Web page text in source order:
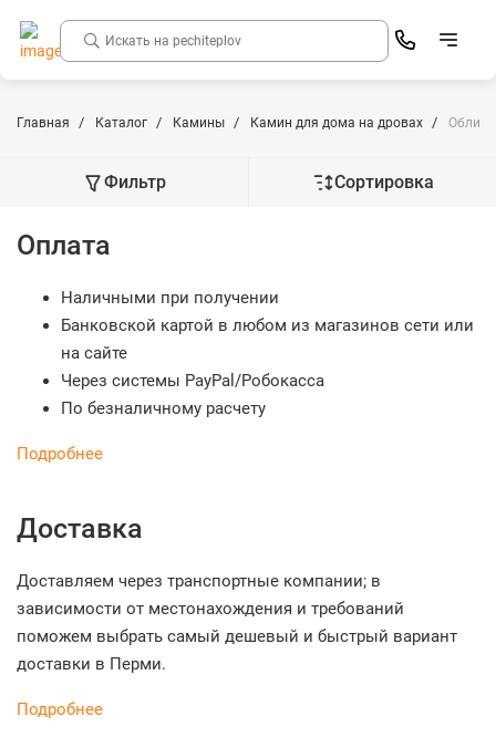
Главная Каталог Камины Камин для дома на дровах
Фильтр Сортировка
Оплата
Наличными при получении
Банковской картой в любом из магазинов сети или
на сайте
Через системы PayPal/Робокасса
По безналичному расчету
Подробнее
Доставка
Доставляем через транспортные компании; в
зависимости от местонахождения и требований
поможем выбрать самый дешевый и быстрый вариант
доставки в Перми.
Подробнее